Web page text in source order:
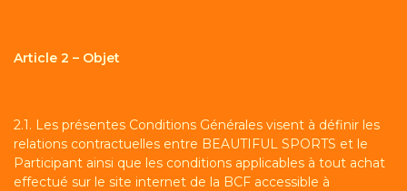
Article 2 – Objet
2.1. Les présentes Conditions Générales visent à définir les
relations contractuelles entre BEAUTIFUL SPORTS et le
Participant ainsi que les conditions applicables à tout achat
effectué sur le site internet de la BCF accessible à